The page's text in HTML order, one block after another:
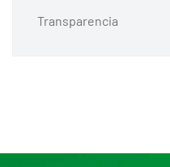
Transparencia